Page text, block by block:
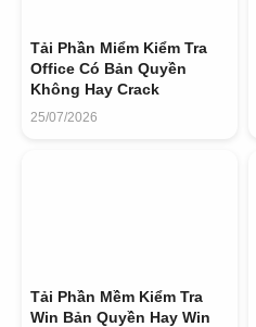
Tải Phần Miểm Kiểm Tra
Office Có Bản Quyền
Không Hay Crack
25/07/2026
Tải Phần Mềm Kiểm Tra
Win Bản Quyền Hay Win